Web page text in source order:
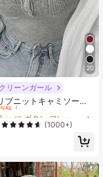
20
リーンガール
ブニットキャミソール
タンクトップ、ノース
みソール
ー
近！
ー
近！
ー
近！
に ボタン フレッシュなノースリーブキャミソール
！
(1000+)